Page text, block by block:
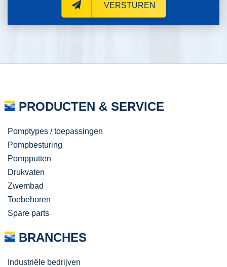
VERSTUREN
PRODUCTEN & SERVICE
Pomptypes / toepassingen
Pompbesturing
Pompputten
Drukvaten
Zwembad
Toebehoren
Spare parts
BRANCHES
Industriële bedrijven